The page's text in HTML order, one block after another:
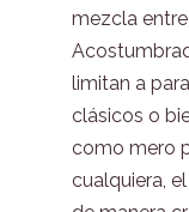
mezcla
limitan a
clásicos o
como mero
cualquiera,